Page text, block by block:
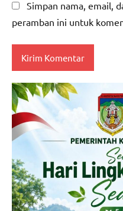
Simpan nama, email,
peramban ini untuk